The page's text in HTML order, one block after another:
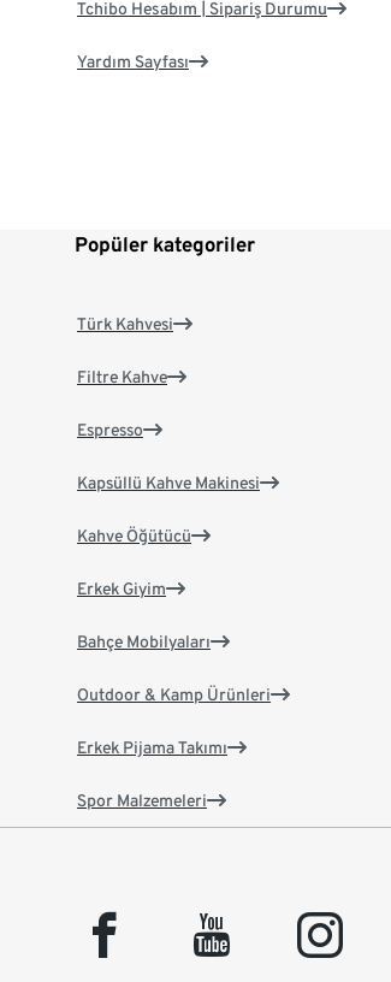
Tchibo Hesabım | Sipariş Durumu
Yardım Sayfası
Popüler kategoriler
Türk Kahvesi
Filtre Kahve
Espresso
Kapsüllü Kahve Makinesi
Kahve Öğütücü
Erkek Giyim
Bahçe Mobilyaları
Outdoor & Kamp Ürünleri
Erkek Pijama Takımı
Spor Malzemeleri
facebook youtube instagram